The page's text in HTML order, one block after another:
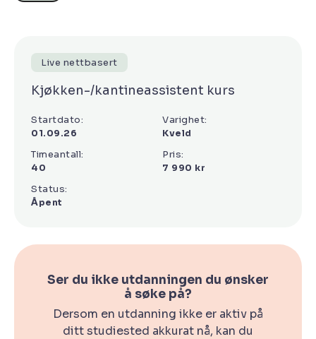
Live nettbasert
Kjøkken-/kantineassistent kurs
Startdato:
01.09.26
Varighet:
Kveld
Timeantall:
40
Pris:
7 990 kr
Status:
Åpent
Ser du ikke utdanningen du ønsker
å søke på?
Dersom en utdanning ikke er aktiv på
ditt studiested akkurat nå, kan du